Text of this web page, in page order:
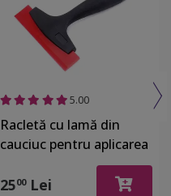
5.00
Racletă cu lamă din
cauciuc pentru aplicarea
foliei de geam, Folina
TM57, cu mâner
2500Lei